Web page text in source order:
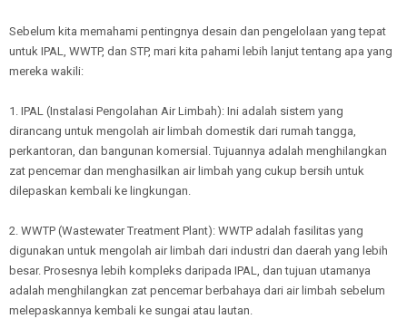
Sebelum kita memahami pentingnya desain dan pengelolaan yang tepat
untuk IPAL, WWTP, dan STP, mari kita pahami lebih lanjut tentang apa yang
mereka wakili:
1. IPAL (Instalasi Pengolahan Air Limbah): Ini adalah sistem yang
dirancang untuk mengolah air limbah domestik dari rumah tangga,
perkantoran, dan bangunan komersial. Tujuannya adalah menghilangkan
zat pencemar dan menghasilkan air limbah yang cukup bersih untuk
dilepaskan kembali ke lingkungan.
2. WWTP (Wastewater Treatment Plant): WWTP adalah fasilitas yang
digunakan untuk mengolah air limbah dari industri dan daerah yang lebih
besar. Prosesnya lebih kompleks daripada IPAL, dan tujuan utamanya
adalah menghilangkan zat pencemar berbahaya dari air limbah sebelum
melepaskannya kembali ke sungai atau lautan.